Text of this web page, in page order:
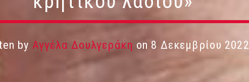
by Αγγέλα Δουλγεράκη on 8 Δεκεμβρίου 2022